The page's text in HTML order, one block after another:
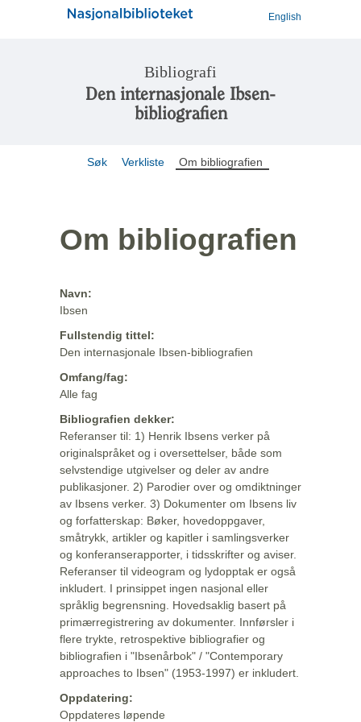
English
Bibliografi
Den internasjonale Ibsen-
bibliografien
Søk Verkliste Om bibliografien
Om bibliografien
Navn:
Ibsen
Fullstendig tittel:
Den internasjonale Ibsen-bibliografien
Omfang/fag:
Alle fag
Bibliografien dekker:
Referanser til: 1) Henrik Ibsens verker på
originalspråket og i oversettelser, både som
selvstendige utgivelser og deler av andre
publikasjoner. 2) Parodier over og omdiktninger
av Ibsens verker. 3) Dokumenter om Ibsens liv
og forfatterskap: Bøker, hovedoppgaver,
småtrykk, artikler og kapitler i samlingsverker
og konferanserapporter, i tidsskrifter og aviser.
Referanser til videogram og lydopptak er også
inkludert. I prinsippet ingen nasjonal eller
språklig begrensning. Hovedsaklig basert på
primærregistrering av dokumenter. Innførsler i
flere trykte, retrospektive bibliografier og
bibliografien i "Ibsenårbok" / "Contemporary
approaches to Ibsen" (1953-1997) er inkludert.
Oppdatering:
Oppdateres løpende